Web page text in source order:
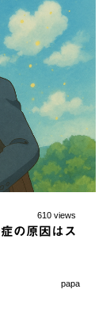
610 views
の原因はス
papa